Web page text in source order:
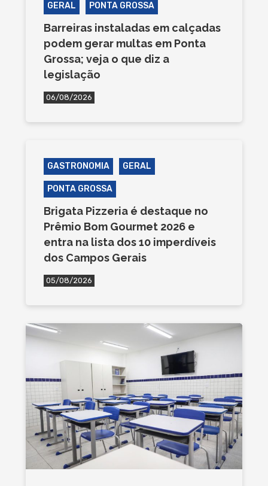
GERAL PONTA GROSSA
Barreiras instaladas em calçadas
podem gerar multas em Ponta
Grossa; veja o que diz a
legislação
06/08/2026
GASTRONOMIA GERAL
PONTA GROSSA
Brigata Pizzeria é destaque no
Prêmio Bom Gourmet 2026 e
entra na lista dos 10 imperdíveis
dos Campos Gerais
05/08/2026